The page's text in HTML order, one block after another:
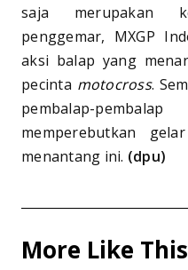
saja merupakan
penggemar, MXGP
aksi balap yang
pecinta motocross.
pembalap-
memperebutkan
menantang ini. (dpu)
More Like This